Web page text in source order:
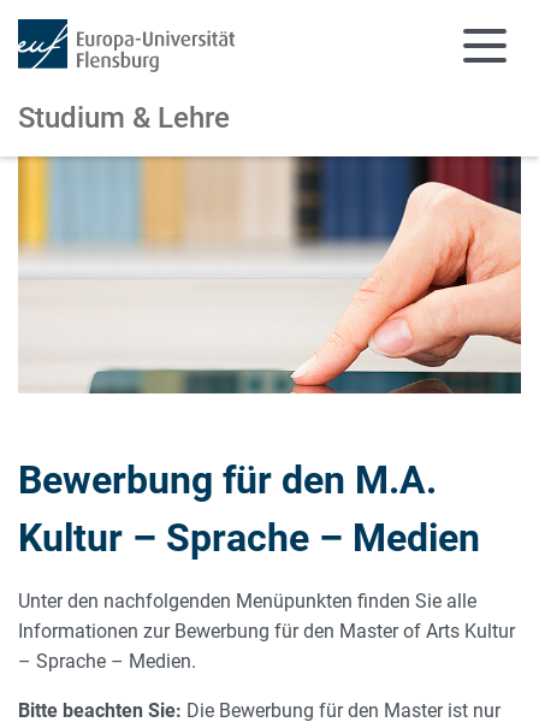
Studium & Lehre
Bewerbung für den M.A.
Kultur – Sprache – Medien
Unter den nachfolgenden Menüpunkten finden Sie alle
Informationen zur Bewerbung für den Master of Arts Kultur
– Sprache – Medien.
Bitte beachten Sie: Die Bewerbung für den Master ist nur